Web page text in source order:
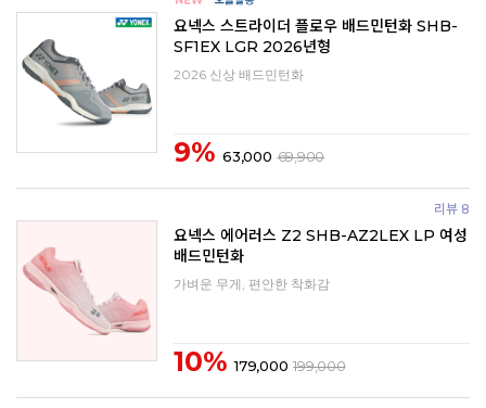
요넥스 스트라이더 플로우 배드민턴화 SHB-
SF1EX LGR 2026년형
2026 신상 배드민턴화
9% 63,000 69,900
리뷰 8
요넥스 에어러스 Z2 SHB-AZ2LEX LP 여성
배드민턴화
가벼운 무게, 편안한 착화감
10% 179,000 199,000